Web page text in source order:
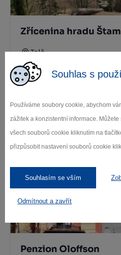
Souhlas s
Používáme soubory cookie, abychom
zážitek a konzistentní informace.
všech souborů cookie kliknutím na
přizpůsobit nastavení souborů cookie
Souhlasím se vším
Odmítnout a zavřít
Zřícenina hradu
Telč
Kde se ubytovat
Penzion Oloffson